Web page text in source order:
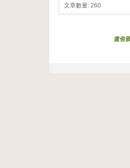
文章數量: 260
盧俊